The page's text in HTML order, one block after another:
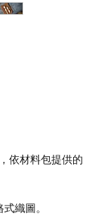
，依材料包提供的
織圖。